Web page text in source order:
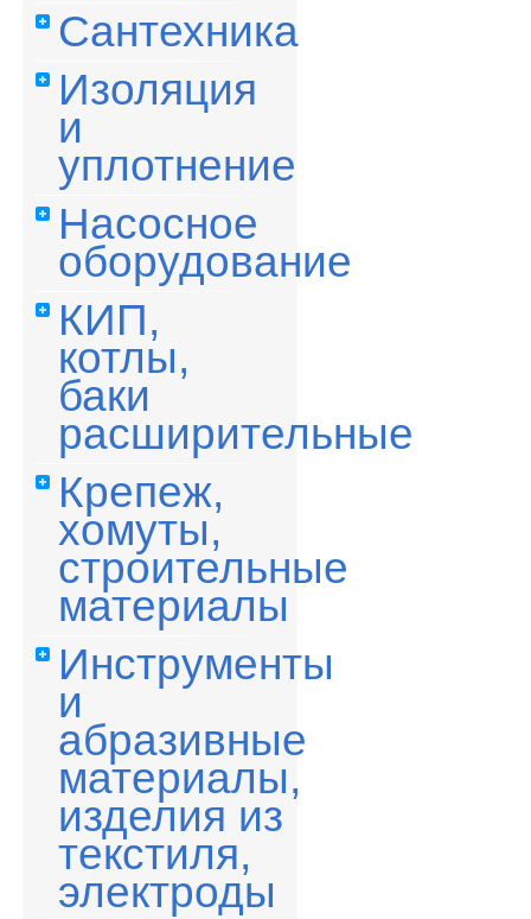
Сантехника
Изоляция
и
уплотнение
Насосное
оборудование
КИП,
котлы,
баки
расширительные
Крепеж,
хомуты,
строительные
материалы
Инструменты
и
абразивные
материалы,
изделия из
текстиля,
электроды